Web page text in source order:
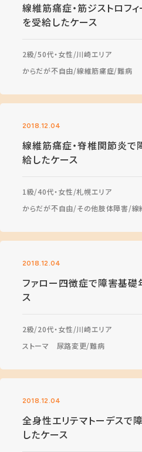
線維筋痛症・筋ジストロフ
を受給したケース
2級 50代・女性 川崎エリア
からだが不自由 線維筋痛症 難病
2018.12.04
線維筋痛症・脊椎関節炎
給したケース
1級 40代・女性 札幌エリア
からだが不自由 その他肢体障害 線
2018.12.04
ファロー四徴症で障害基
ス
2級 20代・女性 川崎エリア
ストーマ 尿路変更 難病
2018.12.04
全身性エリテマトーデスで
したケース